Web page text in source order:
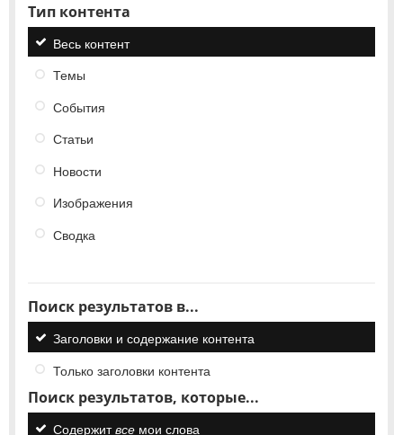
Тип контента
Весь контент
Темы
События
Статьи
Новости
Изображения
Сводка
Поиск результатов в...
Заголовки и содержание контента
Только заголовки контента
Поиск результатов, которые...
Содержитвсе мои слова